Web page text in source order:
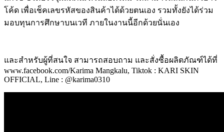
โค้ด เพื่อเช็คเลขรหัสของสินค้าได้ด้วยตนเอง รวมทั้งยังได้ร่วม
มอบทุนการศึกษาบนเวที ภายในงานนี้อีกด้วยนั่นเอง
และสำหรับผู้ที่สนใจ สามารถสอบถาม และสั่งซื้อผลิตภัณฑ์ได้ที่
www.facebook.com/Karima Mangkalu, Tiktok : KARI SKIN
OFFICIAL, Line : @karima0310